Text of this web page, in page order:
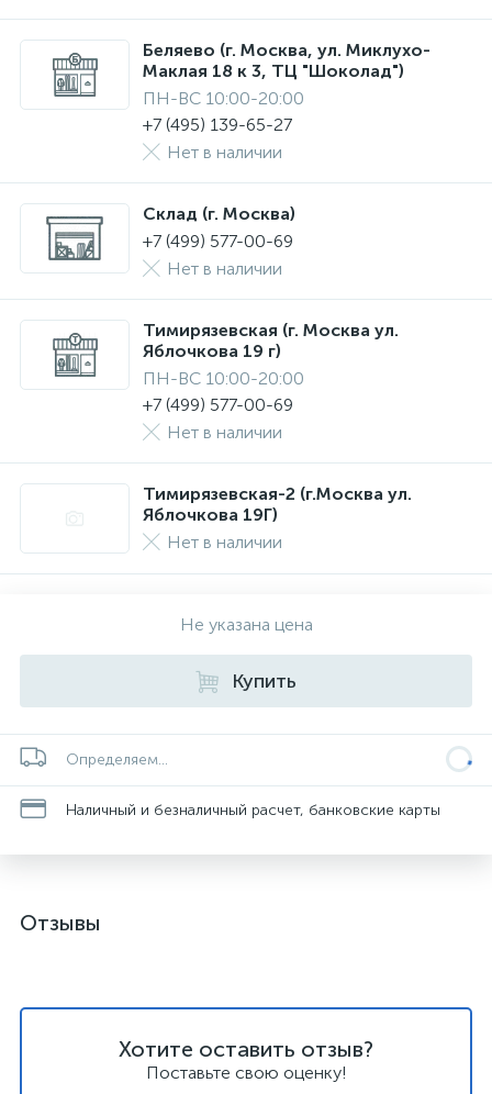
Беляево (г. Москва, ул. Миклухо-
Маклая 18 к 3, ТЦ "Шоколад")
ПН-ВС 10:00-20:00
+7 (495) 139-65-27
Нет в наличии
Склад (г. Москва)
+7 (499) 577-00-69
Нет в наличии
Тимирязевская (г. Москва ул.
Яблочкова 19 г)
ПН-ВС 10:00-20:00
+7 (499) 577-00-69
Нет в наличии
Тимирязевская-2 (г.Москва ул.
Яблочкова 19Г)
Нет в наличии
Не указана цена
Купить
Определяем...
Наличный и безналичный расчет, банковские карты
Отзывы
Хотите оставить отзыв?
Поставьте свою оценку!